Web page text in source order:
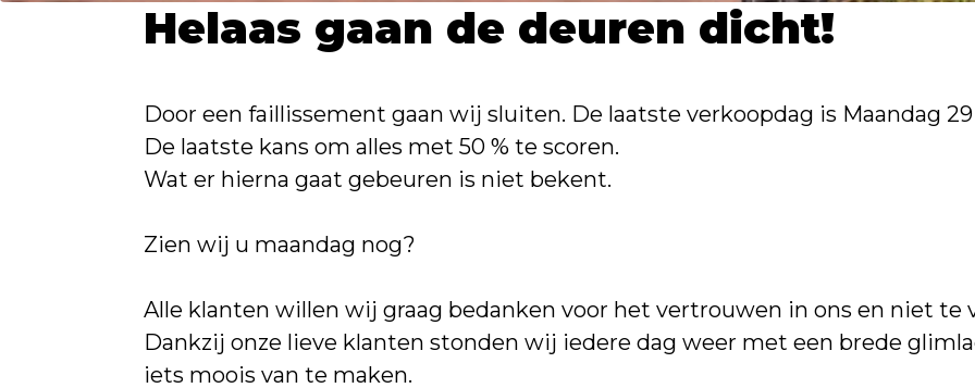
Helaas gaan de deuren dicht!
Door een faillissement gaan wij sluiten. De laatste verkoopdag is Maandag
De laatste kans om alles met 50 % te scoren.
Wat er hierna gaat gebeuren is niet bekent.
Zien wij u maandag nog?
Alle klanten willen wij graag bedanken voor het vertrouwen in ons en niet te
Dankzij onze lieve klanten stonden wij iedere dag weer met een brede
iets moois van te maken.